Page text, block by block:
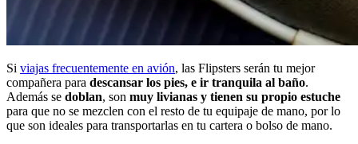
Si viajas frecuentemente en avión, las Flipsters serán tu mejor
compañera para descansar los pies, e ir tranquila al baño.
Además se doblan, son muy livianas y tienen su propio estuche
para que no se mezclen con el resto de tu equipaje de mano, por lo
que son ideales para transportarlas en tu cartera o bolso de mano.